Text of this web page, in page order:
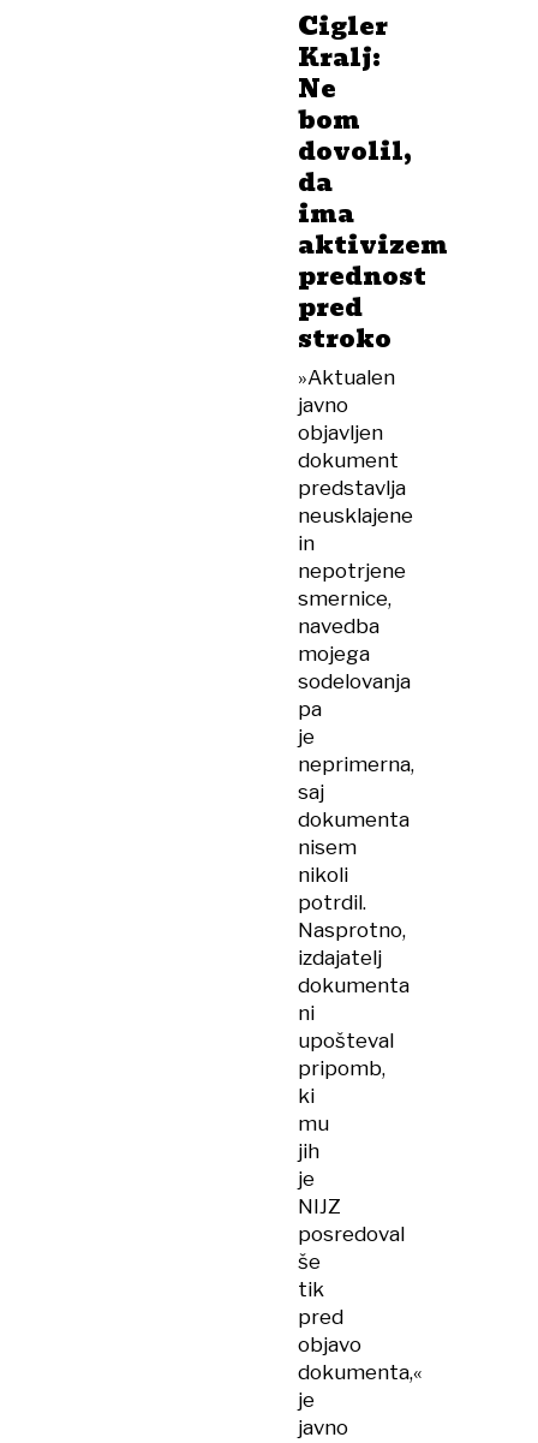
Cigler
Kralj:
Ne
bom
dovolil,
da
ima
aktivizem
prednost
pred
stroko
»Aktualen
javno
objavljen
dokument
predstavlja
neusklajene
in
nepotrjene
smernice,
navedba
mojega
sodelovanja
pa
je
neprimerna,
saj
dokumenta
nisem
nikoli
potrdil.
Nasprotno,
izdajatelj
dokumenta
ni
upošteval
pripomb,
ki
mu
jih
je
NIJZ
posredoval
še
tik
pred
objavo
dokumenta,«
je
javno